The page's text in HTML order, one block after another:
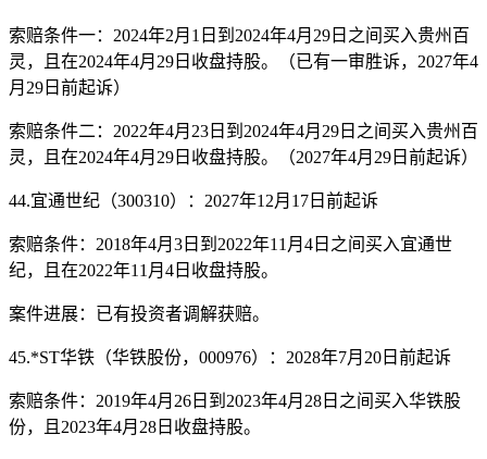
索赔条件一：2024年2月1日到2024年4月29日之间买入贵州百
灵，且在2024年4月29日收盘持股。（已有一审胜诉，2027年4
月29日前起诉）
索赔条件二：2022年4月23日到2024年4月29日之间买入贵州百
灵，且在2024年4月29日收盘持股。（2027年4月29日前起诉）
44.宜通世纪（300310）：2027年12月17日前起诉
索赔条件：2018年4月3日到2022年11月4日之间买入宜通世
纪，且在2022年11月4日收盘持股。
案件进展：已有投资者调解获赔。
45.*ST华铁（华铁股份，000976）：2028年7月20日前起诉
索赔条件：2019年4月26日到2023年4月28日之间买入华铁股
份，且2023年4月28日收盘持股。